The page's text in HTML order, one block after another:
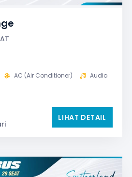
AC (Air Conditioner)
Audio
untuk karaoke
LIHAT DETAIL